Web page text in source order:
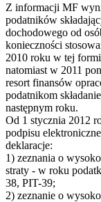
Z informacji MF
podatników
dochodowego od
konieczności
2010 roku w tej
natomiast w 2011
resort finansów
podatnikom
następnym roku.
Od 1 stycznia 2012
podpisu
deklaracje:
1) zeznania o
straty - w roku
38, PIT-39;
2) zeznanie o